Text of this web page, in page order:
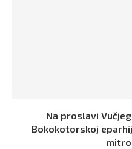
Na proslavi
Bokokotorskoj